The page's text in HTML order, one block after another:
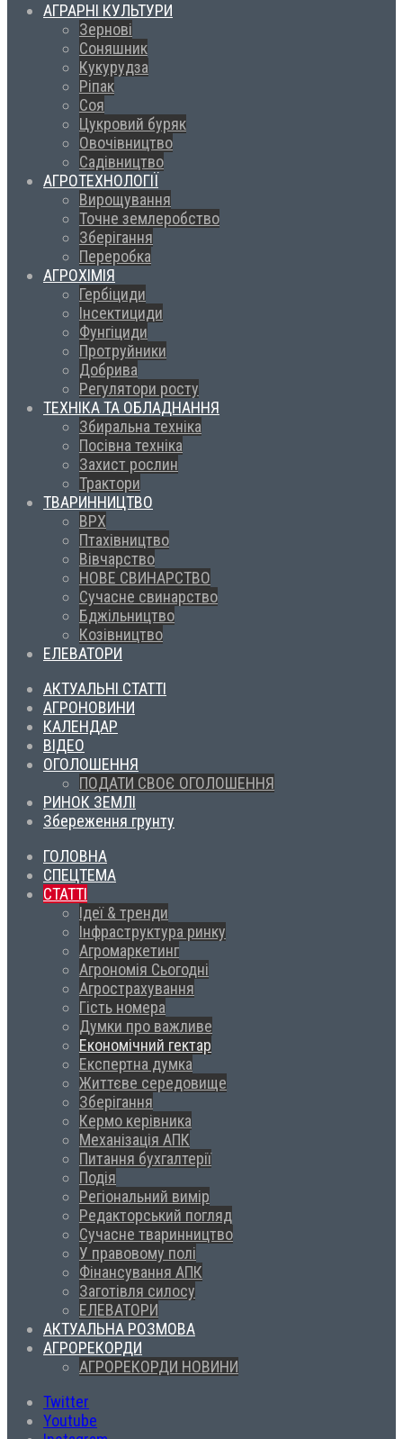
АГРАРНІ КУЛЬТУРИ
Зернові
Соняшник
Кукурудза
Ріпак
Соя
Цукровий буряк
Овочівництво
Садівництво
АГРОТЕХНОЛОГІЇ
Вирощування
Точне землеробство
Зберігання
Переробка
АГРОХІМІЯ
Гербіциди
Інсектициди
Фунгіциди
Протруйники
Добрива
Регулятори росту
ТЕХНІКА ТА ОБЛАДНАННЯ
Збиральна техніка
Посівна техніка
Захист рослин
Трактори
ТВАРИННИЦТВО
ВРХ
Птахівництво
Вівчарство
НОВЕ СВИНАРСТВО
Сучасне свинарство
Бджільництво
Козівництво
ЕЛЕВАТОРИ
АКТУАЛЬНІ СТАТТІ
АГРОНОВИНИ
КАЛЕНДАР
ВІДЕО
ОГОЛОШЕННЯ
ПОДАТИ СВОЄ ОГОЛОШЕННЯ
РИНОК ЗЕМЛІ
Збереження грунту
ГОЛОВНА
СПЕЦТЕМА
СТАТТІ
Ідеї & тренди
Інфраструктура ринку
Агромаркетинг
Агрономія Сьогодні
Агрострахування
Гість номера
Думки про важливе
Економічний гектар
Експертна думка
Життєве середовище
Зберігання
Кермо керівника
Механізація АПК
Питання бухгалтерії
Подія
Регіональний вимір
Редакторський погляд
Сучасне тваринництво
У правовому полі
Фінансування АПК
Заготівля силосу
ЕЛЕВАТОРИ
АКТУАЛЬНА РОЗМОВА
АГРОРЕКОРДИ
АГРОРЕКОРДИ НОВИНИ
Twitter
Youtube